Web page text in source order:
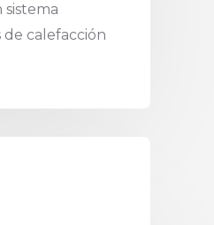
de calefacción